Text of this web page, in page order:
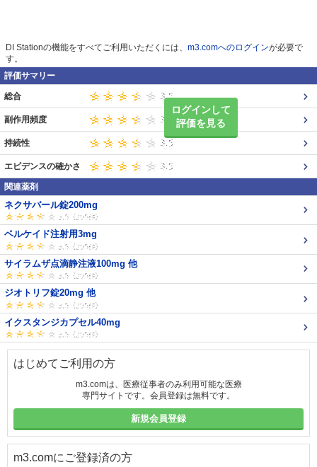
DI Stationの機能をすべてご利用いただくには、 m3.comへのログインが必要で
す。
評価サマリー
ログインして
評価を見る
総合
副作用頻度
持続性
エビデンスの確かさ
関連薬剤
ネクサバール錠200mg
ベルケイド注射用3mg
サイラムザ点滴静注液100mg 他
ジオトリフ錠20mg 他
イクスタンジカプセル40mg
はじめてご利用の方
m3.comは、医療従事者のみ利用可能な医療
専門サイトです。会員登録は無料です。
新規会員登録
m3.comにご登録済の方